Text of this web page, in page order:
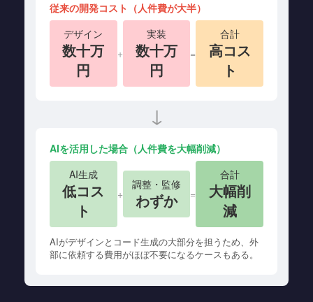
従来の開発コスト（人件費が大半）
デザイン
数十万
円
+
実装
数十万
円
=
合計
高コス
ト
↓
AIを活用した場合（人件費を大幅削減）
AI生成
低コス
ト
+
調整・監修
わずか =
合計
大幅削
減
AIがデザインとコード生成の大部分を担うため、外
部に依頼する費用がほぼ不要になるケースもある。